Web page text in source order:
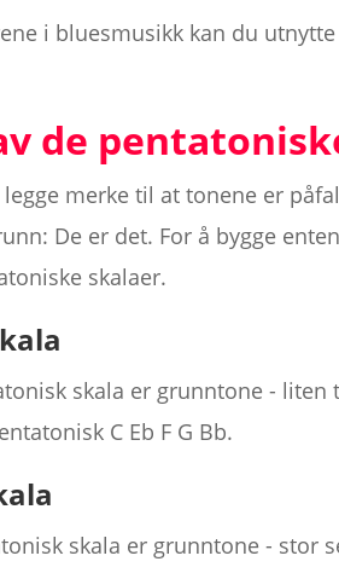
i bluesmusikk kan du
de
merke til at tonene er
De er det. For å bygge
skalaer.
skala er grunntone -
C Eb F G Bb.
skala er grunntone - stor